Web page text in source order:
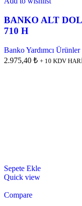
BANKO ALT
710 H
Banko Yardımcı Ürünler
2.975,40 ₺ + 10 KDV
Sepete Ekle
Quick view
Compare